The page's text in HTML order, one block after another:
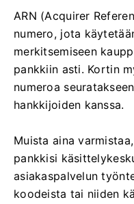
ARN (Acquirer
numero, jota
merkitsemiseen
pankkiin asti. Kortin
numeroa
hankkijoiden kanssa.
Muista aina
pankkisi
asiakaspalvelun
koodeista tai niiden